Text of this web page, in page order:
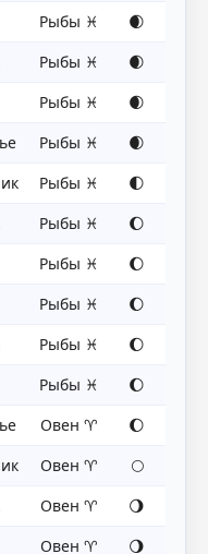
Рыбы ♓
🌒
Рыбы ♓
🌒
Рыбы ♓
🌒
Рыбы ♓
🌒
Рыбы ♓
🌓
Рыбы ♓
🌔
Рыбы ♓
🌔
Рыбы ♓
🌔
Рыбы ♓
🌔
Рыбы ♓
🌔
Овен ♈
🌔
Овен ♈
🌕
Овен ♈
🌖
Овен ♈
🌖